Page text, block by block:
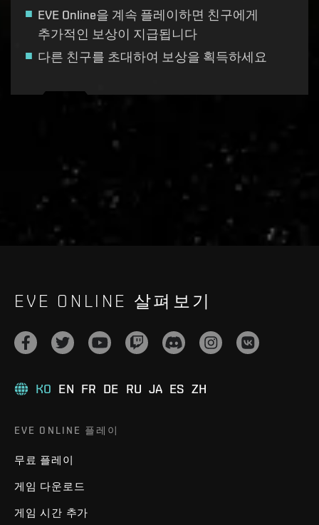
EVE Online을 계속 플레이하면 친구에게
추가적인 보상이 지급됩니다
다른 친구를 초대하여 보상을 획득하세요
live.evetech.net/api/v1
EVE ONLINE 살펴보기
KO EN FR DE RU JA ES ZH
EVE ONLINE 플레이
무료 플레이
게임 다운로드
게임 시간 추가